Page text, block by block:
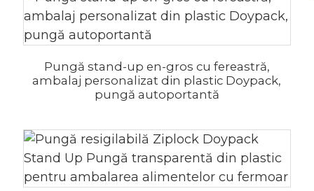
Pungă stand-up en-gros cu fereastră,
ambalaj personalizat din plastic Doypack,
pungă autoportantă